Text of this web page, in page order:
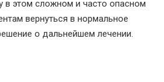
в этом сложном и часто опасном
вернуться в нормальное
о дальнейшем лечении.